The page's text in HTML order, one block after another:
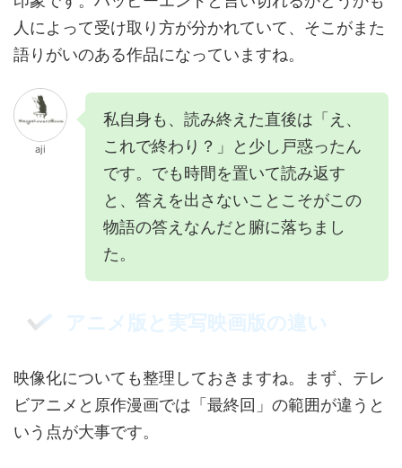
人によって受け取り方が分かれていて、そこがまた
語りがいのある作品になっていますね。
aji
私自身も、読み終えた直後は「え、
これで終わり？」と少し戸惑ったん
です。でも時間を置いて読み返す
と、答えを出さないことこそがこの
物語の答えなんだと腑に落ちまし
た。
アニメ版と実写映画版の違い
映像化についても整理しておきますね。まず、テレ
ビアニメと原作漫画では「最終回」の範囲が違うと
いう点が大事です。